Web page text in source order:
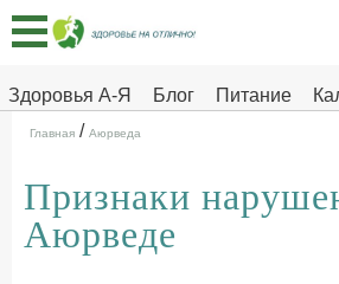
Здоровья А-Я Блог Питание
Главная
Тесты
Про
ДЕТЯМ
Главная / Аюрведа
Признаки
Аюрведе